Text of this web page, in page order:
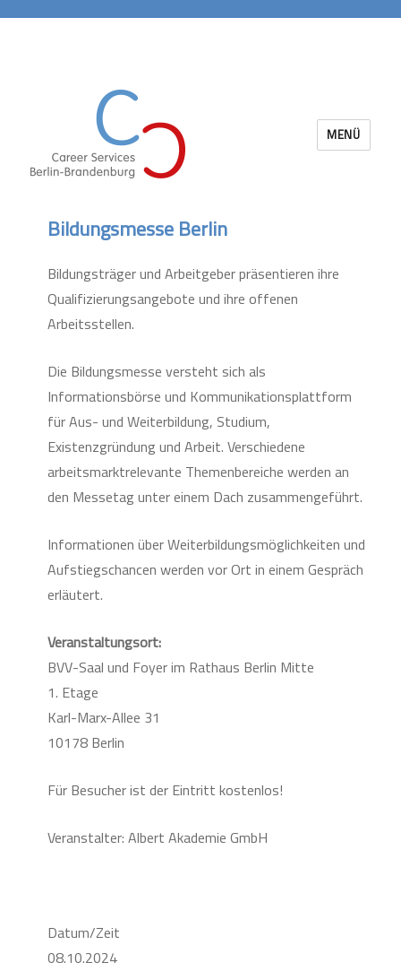
MENÜ
Bildungsmesse Berlin
Bildungsträger und Arbeitgeber präsentieren ihre
Qualifizierungsangebote und ihre offenen
Arbeitsstellen.
Die Bildungsmesse versteht sich als
Informationsbörse und Kommunikationsplattform
für Aus- und Weiterbildung, Studium,
Existenzgründung und Arbeit. Verschiedene
arbeitsmarktrelevante Themenbereiche werden an
den Messetag unter einem Dach zusammengeführt.
Informationen über Weiterbildungsmöglichkeiten und
Aufstiegschancen werden vor Ort in einem Gespräch
erläutert.
Veranstaltungsort:
BVV-Saal und Foyer im Rathaus Berlin Mitte
1. Etage
Karl-Marx-Allee 31
10178 Berlin
Für Besucher ist der Eintritt kostenlos!
Veranstalter: Albert Akademie GmbH
Datum/Zeit
08.10.2024